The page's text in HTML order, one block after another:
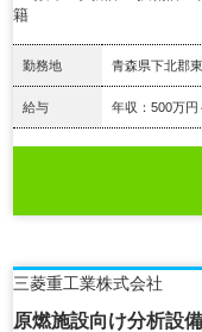
籍
勤務地 青森県下北郡
給与 年収：500万
三菱重工業株式会社
原燃施設向け分析設